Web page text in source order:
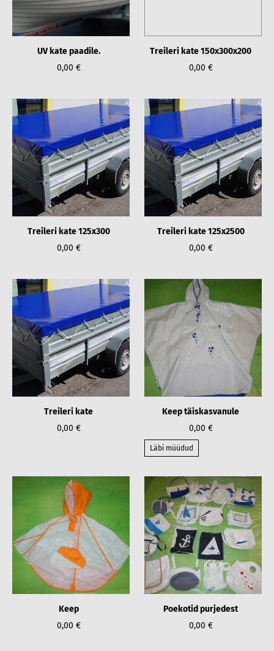
UV kate paadile.
0,00 €
Treileri kate 150x300x200
0,00 €
Treileri kate 125x300
0,00 €
Treileri kate 125x2500
0,00 €
Treileri kate
0,00 €
Keep täiskasvanule
0,00 €
Läbi müüdud
Keep
0,00 €
Poekotid purjedest
0,00 €